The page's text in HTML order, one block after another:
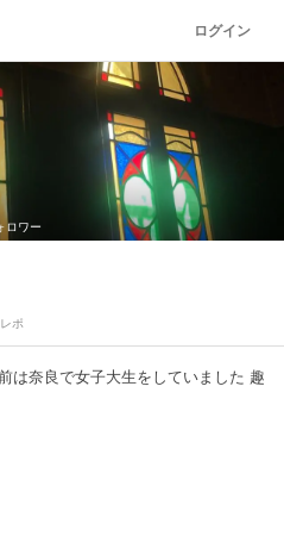
ログイン
ロワー
ポ
は奈良で女子大生をしていました 趣